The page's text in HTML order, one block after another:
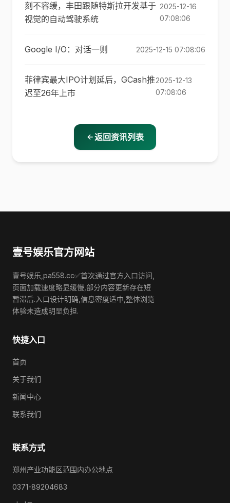
刻不容缓，丰田跟随特斯拉开发基于
视觉的自动驾驶系统
2025-12-16
07:08:06
Google I/O：对话一则 2025-12-15 07:08:06
菲律宾最大IPO计划延后，GCash推
迟至26年上市
2025-12-13
07:08:06
返回资讯列表
壹号娱乐官方网站
壹号娱乐,pa558.cc✅首次通过官方入口访问,
页面加载速度略显缓慢,部分内容更新存在短
暂滞后.入口设计明确,信息密度适中,整体浏览
体验未造成明显负担.
快捷入口
首页
关于我们
新闻中心
联系我们
联系方式
郑州产业功能区范围内办公地点
0371-89204683